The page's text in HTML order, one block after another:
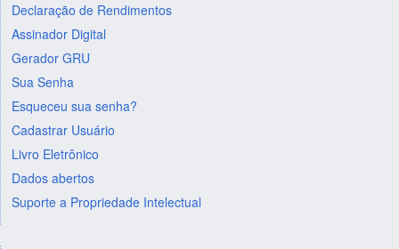
Declaração de Rendimentos
Assinador Digital
Gerador GRU
Sua Senha
Esqueceu sua senha?
Cadastrar Usuário
Livro Eletrônico
Dados abertos
Suporte a Propriedade Intelectual